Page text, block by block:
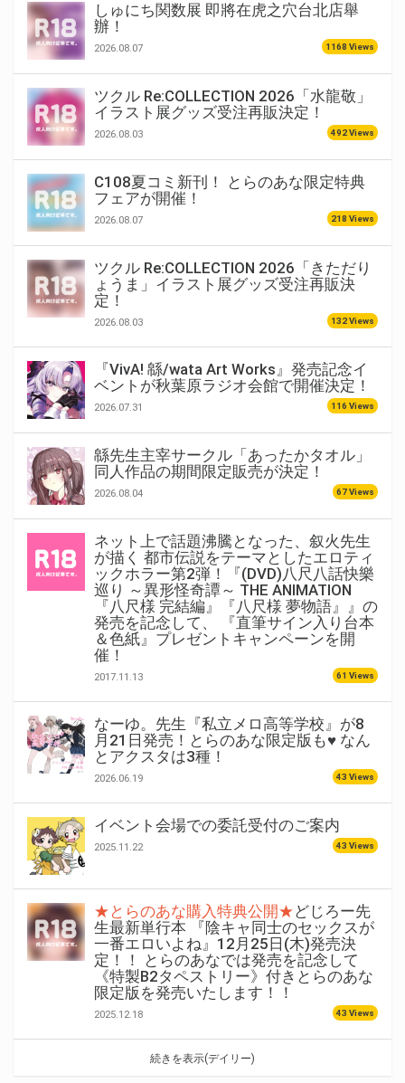
しゅにち関数展 即將在虎之穴台北店舉
辦！
2026.08.07 1168 Views
ツクル Re:COLLECTION 2026「水龍敬」
イラスト展グッズ受注再販決定！
2026.08.03 492 Views
C108夏コミ新刊！ とらのあな限定特典
フェアが開催！
2026.08.07 218 Views
ツクル Re:COLLECTION 2026「きただり
ょうま」イラスト展グッズ受注再販決
定！
2026.08.03 132 Views
『VivA! 緜/wata Art Works』発売記念イ
ベントが秋葉原ラジオ会館で開催決定！
2026.07.31 116 Views
緜先生主宰サークル「あったかタオル」
同人作品の期間限定販売が決定！
2026.08.04 67 Views
ネット上で話題沸騰となった、叙火先生
が描く 都市伝説をテーマとしたエロティ
ックホラー第2弾！『(DVD)八尺八話快樂
巡り ～異形怪奇譚～ THE ANIMATION
『八尺様 完結編』『八尺様 夢物語』』の
発売を記念して、 『直筆サイン入り台本
＆色紙』プレゼントキャンペーンを開
催！
2017.11.13 61 Views
なーゆ。先生『私立メロ高等学校』が8
月21日発売！とらのあな限定版も♥ なん
とアクスタは3種！
2026.06.19 43 Views
イベント会場での委託受付のご案内
2025.11.22 43 Views
★とらのあな購入特典公開★どじろー先
生最新単行本 『陰キャ同士のセックスが
一番エロいよね』12月25日(木)発売決
定！！ とらのあなでは発売を記念して
《特製B2タペストリー》付きとらのあな
限定版を発売いたします！！
2025.12.18 43 Views
続きを表示(デイリー)